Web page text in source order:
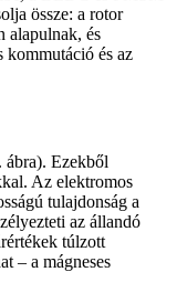
össze: a rotor
alapulnak, és
kommutáció és az
ábra). Ezekből
Az elektromos
tulajdonság a
az állandó
túlzott
– a mágneses